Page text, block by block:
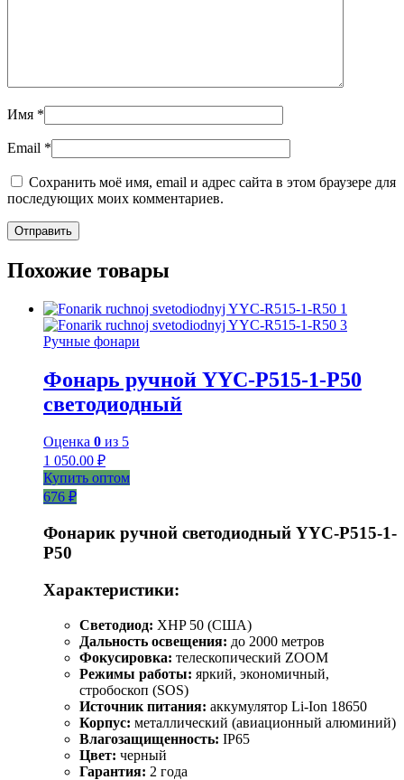
Имя *
Email *
Сохранить моё имя, email и адрес сайта в этом браузере для
последующих моих комментариев.
Похожие товары
Ручные фонари
Фонарь ручной YYC-P515-1-P50
светодиодный
Оценка 0 из 5
1 050.00 ₽
Купить оптом
676 ₽
Фонарик ручной светодиодный YYC-Р515-1-
Р50
Характеристики:
Светодиод: XHP 50 (США)
Дальность освещения: до 2000 метров
Фокусировка: телескопический ZOOM
Режимы работы: яркий, экономичный,
стробоскоп (SOS)
Источник питания: аккумулятор Li-Ion 18650
Корпус: металлический (авиационный алюминий)
Влагозащищенность: IP65
Цвет: черный
Гарантия: 2 года